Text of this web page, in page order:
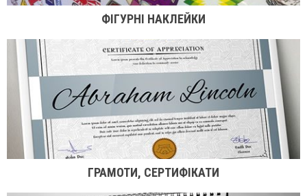
ФІГУРНІ НАКЛЕЙКИ
ГРАМОТИ, СЕРТИФІКАТИ